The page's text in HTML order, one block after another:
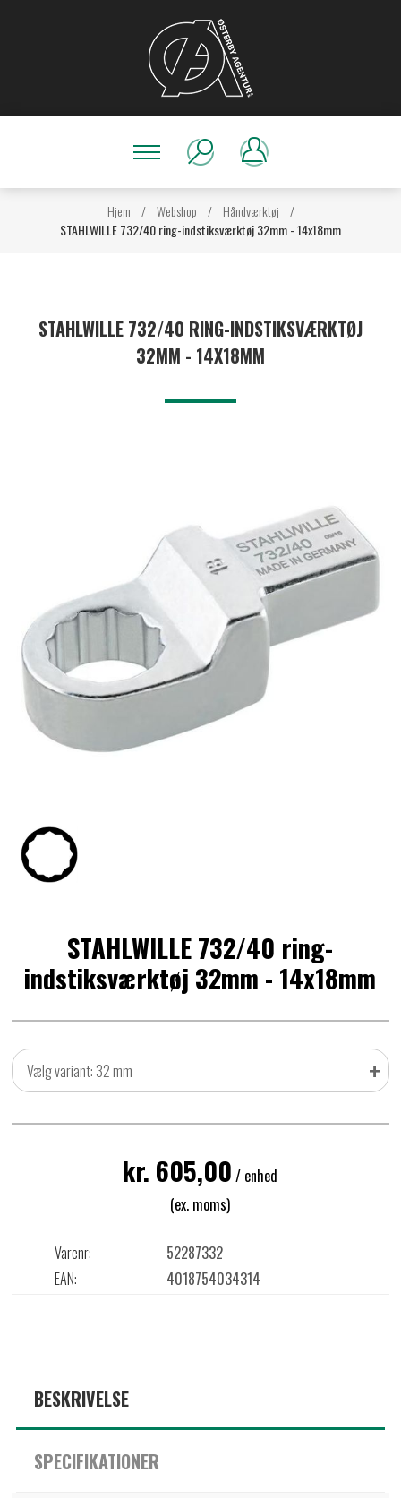
Hjem / Webshop / Håndværktøj
/
STAHLWILLE 732/40 ring-indstiksværktøj 32mm - 14x18mm
STAHLWILLE 732/40 RING-INDSTIKSVÆRKTØJ
32MM - 14X18MM
STAHLWILLE 732/40 ring-
indstiksværktøj 32mm - 14x18mm
Vælg variant: 32 mm +
kr. 605,00 / enhed
(ex. moms)
Varenr:
52287332
EAN:
4018754034314
BESKRIVELSE
SPECIFIKATIONER